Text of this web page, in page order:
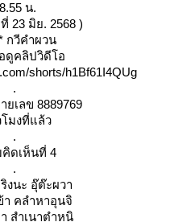
น.
23 มิย. 2568 )
กวีคำผวน
ดูคลิปวิดีโอ
shorts/h1Bf61I4QUg
.
เลข 8889769
มงที่แล้ว
.
คิดเห็นที่ 4
.
งนะ อุ๊ต๊ะผวา
คลำหาอุนจิ
า สำเนาตำหนิ